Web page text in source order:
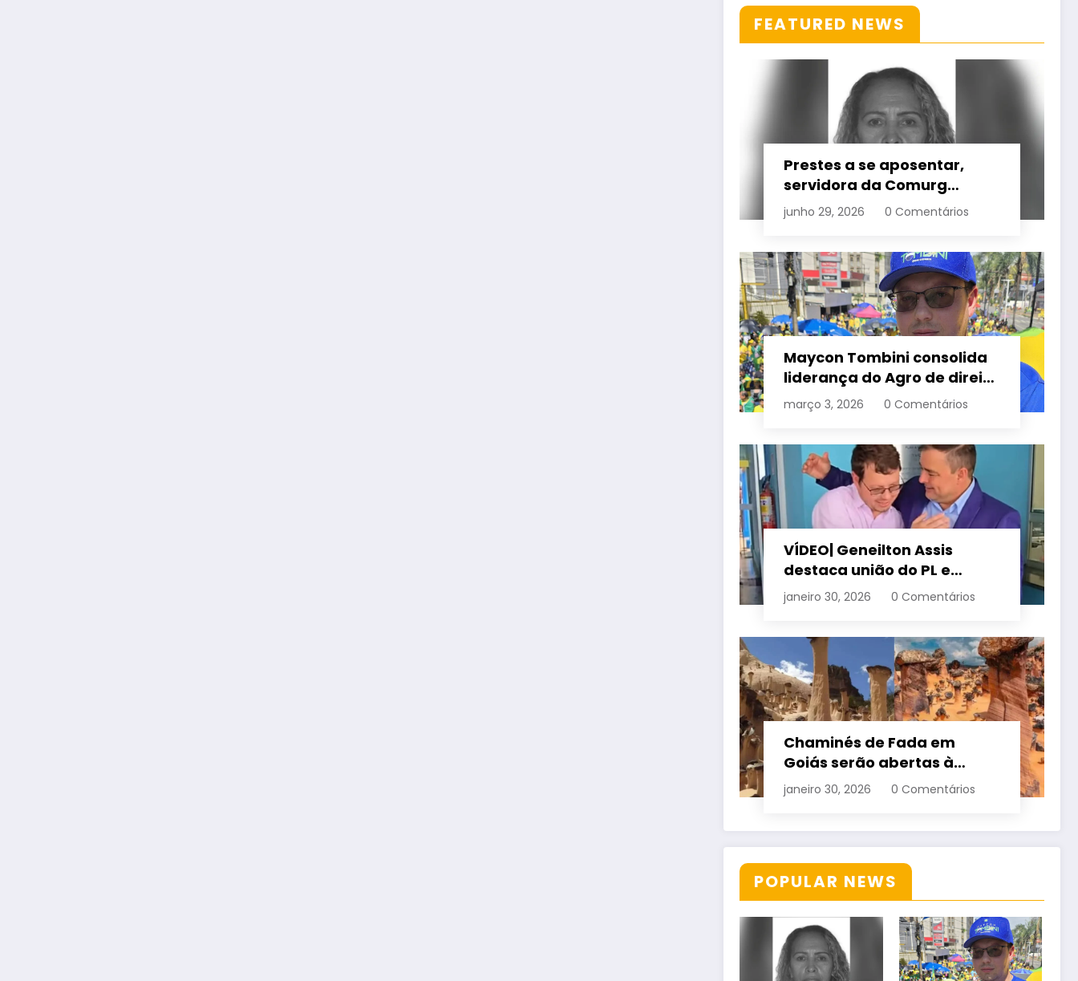
FEATURED NEWS
Prestes a se aposentar,
servidora da Comurg
atropelada por bêbado
entra em protocolo de
junho 29, 2026 0 Comentários
Maycon Tombini consolida
liderança do Agro de direita
em manifestação “Acorda
Brasil” em Goiânia
março 3, 2026 0 Comentários
VÍDEO| Geneilton Assis
destaca união do PL e
consolidação de apoio a
Maycon Tombini em Jataí
janeiro 30, 2026 0 Comentários
Chaminés de Fada em
Goiás serão abertas à
visitação controlada
janeiro 30, 2026 0 Comentários
POPULAR NEWS